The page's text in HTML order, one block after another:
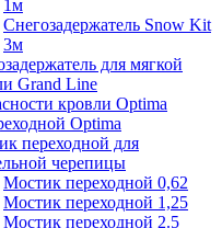
1м
Снегозадержатель Snow Kit
3м
для мягкой
Grand Line
кровли Optima
Optima
переходной для
черепицы
Мостик переходной 0,62
Мостик переходной 1,25
Мостик переходной 2.5